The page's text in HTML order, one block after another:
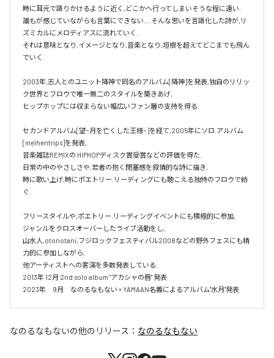
時に耳元で語りかけるように近く,どこかへ行ってしまいそうな程に遠い.
誰もが感じていながらも言葉にできない....そんな思いを言語化した詩が,リ
ズミカルにメロディアスに流れていく.
それは意味となり,イメージとなり,音楽となり,垣根を超えてどこまでも飛ん
でいく.
2003年,志人とのユニット降神で同名のアルバム[降神]を発表,独自のリリッ
ク世界とフロウで唯一無二のスタイルを築きあげ,
ヒップホップには収まらない幅広いファン層の支持を得る.
セカンドアルバム[望~月を亡くした王様~]を経て,2005年にソロ.アルバム
[melhentrips]を発表,
音楽雑誌REMIXの HIPHOPディスク賞受賞などの評価を得た.
日常の中のやさしさや,若者の抱く閉塞感を叙情的な詩に描き,
時に歌い上げ,時にポエトリー.リーディングにも聴こえる独特のフロウで紡
ぐ.
フリースタイルや,ポエトリー.リーディングイベントにも積極的に参加,
ジャンルをクロスオーバーしたライブ活動をし,
山水人,otonotani,フジロックフェスティバル2008などの野外フェスにも精
力的に参加しながら,
他アーティストへの客演を多数発表している.
2013年 12月 2nd solo album "アカシャの唇" 発表
2023年　9月　なのるなもない × YAMAAN名義によるアルバム"水月"発表
なのるなもないの他のリリース： なのるなもない